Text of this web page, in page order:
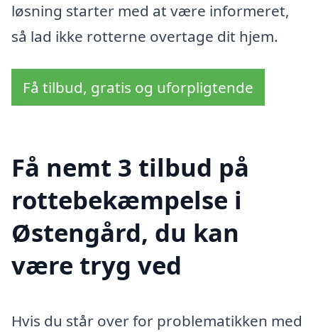
løsning starter med at være informeret,
så lad ikke rotterne overtage dit hjem.
Få tilbud, gratis og uforpligtende
Få nemt 3 tilbud på
rottebekæmpelse i
Østengård, du kan
være tryg ved
Hvis du står over for problematikken med